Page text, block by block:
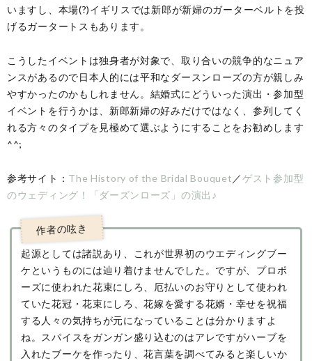
いますし、本場(?)イギリスでは新郎が新婦のガーターベルトを投
げるガータートスもあります。
こうしたイベントは独身者が対象で、取り合いの競争的なニュア
ンスがあるので日本人的には平和なダースンローズの方が親しみ
やすかったのかもしれません。結婚式にどういった演出・参加型
イベントを行うかは、新郎新婦の好みだけではなく、参列してく
れる方々のタイプを見極めて選ぶようにすることをお勧めします
^^;
参考サイト： The History of the Bridal Bouquet ／ゲスト参加型
のウェディング！「ダーズンローズ」の演出♪
起源としては諸説あり、これが世界初のウエディングブー
ケというものには辿り着けませんでした。ですが、プロポ
ーズに使われた花束にしろ、厄払いのお守りとして使われ
ていた花冠・花束にしろ、花嫁を愛する花婿・幸せを祝福
する人々の気持ちが元になっていることは分かりますよ
ね。スパイスをガンガン盛り込むのはアレですがハーブを
入れたブーケを作ったり、花言葉を調べてみると楽しいか